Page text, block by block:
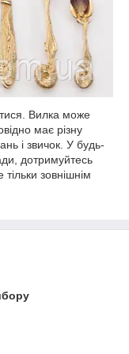
Вилка може
має різну
і звичок. У будь-
дотримуйтесь
зовнішнім